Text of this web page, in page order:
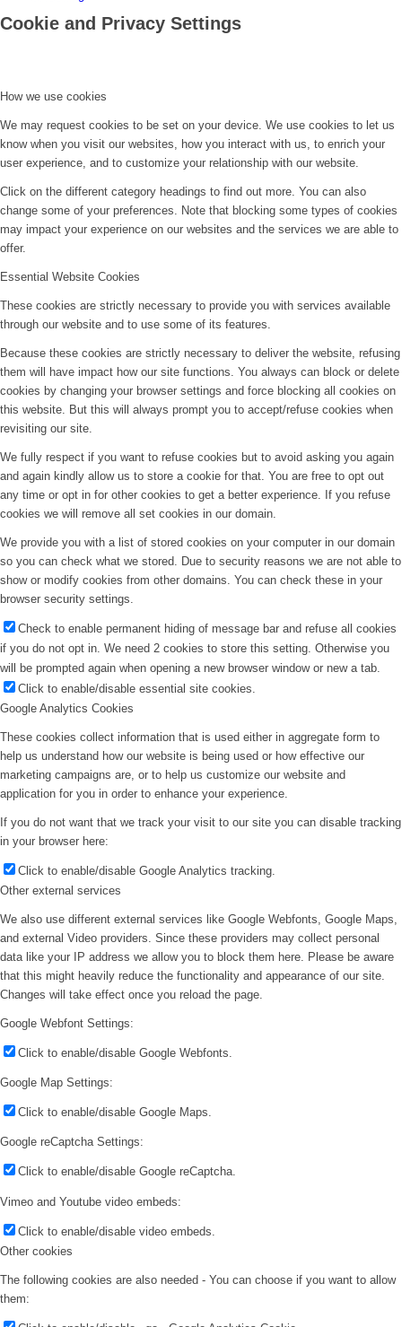
Cookie and Privacy Settings
How we use cookies
We may request cookies to be set on your device. We use cookies to let us
know when you visit our websites, how you interact with us, to enrich your
user experience, and to customize your relationship with our website.
Click on the different category headings to find out more. You can also
change some of your preferences. Note that blocking some types of cookies
may impact your experience on our websites and the services we are able to
offer.
Essential Website Cookies
These cookies are strictly necessary to provide you with services available
through our website and to use some of its features.
Because these cookies are strictly necessary to deliver the website, refusing
them will have impact how our site functions. You always can block or delete
cookies by changing your browser settings and force blocking all cookies on
this website. But this will always prompt you to accept/refuse cookies when
revisiting our site.
We fully respect if you want to refuse cookies but to avoid asking you again
and again kindly allow us to store a cookie for that. You are free to opt out
any time or opt in for other cookies to get a better experience. If you refuse
cookies we will remove all set cookies in our domain.
We provide you with a list of stored cookies on your computer in our domain
so you can check what we stored. Due to security reasons we are not able to
show or modify cookies from other domains. You can check these in your
browser security settings.
Check to enable permanent hiding of message bar and refuse all cookies
if you do not opt in. We need 2 cookies to store this setting. Otherwise you
will be prompted again when opening a new browser window or new a tab.
Click to enable/disable essential site cookies.
Google Analytics Cookies
These cookies collect information that is used either in aggregate form to
help us understand how our website is being used or how effective our
marketing campaigns are, or to help us customize our website and
application for you in order to enhance your experience.
If you do not want that we track your visit to our site you can disable tracking
in your browser here:
Click to enable/disable Google Analytics tracking.
Other external services
We also use different external services like Google Webfonts, Google Maps,
and external Video providers. Since these providers may collect personal
data like your IP address we allow you to block them here. Please be aware
that this might heavily reduce the functionality and appearance of our site.
Changes will take effect once you reload the page.
Google Webfont Settings:
Click to enable/disable Google Webfonts.
Google Map Settings:
Click to enable/disable Google Maps.
Google reCaptcha Settings:
Click to enable/disable Google reCaptcha.
Vimeo and Youtube video embeds:
Click to enable/disable video embeds.
Other cookies
The following cookies are also needed - You can choose if you want to allow
them: